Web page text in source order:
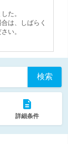
た。
は、しばらく
い。
検索
詳細条件